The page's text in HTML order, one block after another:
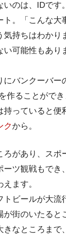
いのは、IDです
ト。「こんな大
気持ちはわかり
い可能性もあり
にバンクーバー
作ることがで
っていると便
ク から。
ろがあり、スポ
ーツ観戦もでき
ます。
トビールが大流
街のいたると
きなところまで